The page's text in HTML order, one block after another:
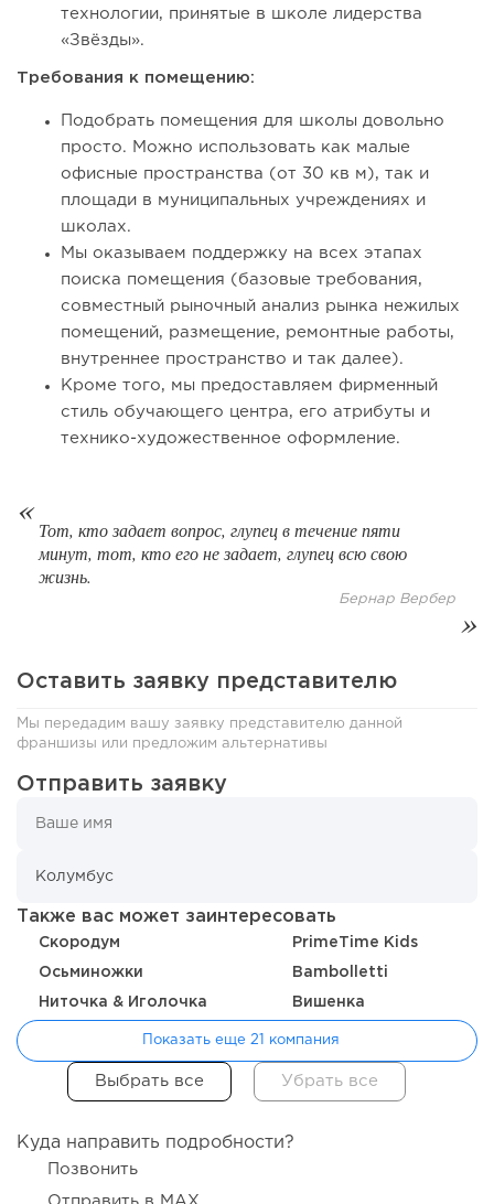
132
Франшиза кафе: рейтинг лучших франшиз общепита для
Coffee Way приступил к масштабированию собственной
миллиарды:...
Отзыв SSL-сертификатов у банков: как это влияет на
российский...
технологии, принятые в школе лидерства
«Звёзды».
Требования к помещению:
Подобрать помещения для школы довольно
просто. Можно использовать как малые
офисные пространства (от 30 кв м), так и
площади в муниципальных учреждениях и
школах.
Мы оказываем поддержку на всех этапах
поиска помещения (базовые требования,
совместный рыночный анализ рынка нежилых
помещений, размещение, ремонтные работы,
внутреннее пространство и так далее).
Кроме того, мы предоставляем фирменный
стиль обучающего центра, его атрибуты и
технико-художественное оформление.
Тот, кто задает вопрос, глупец в течение пяти
минут, тот, кто его не задает, глупец всю свою
жизнь.
Бернар Вербер
Оставить заявку представителю
Мы передадим вашу заявку представителю данной
франшизы или предложим альтернативы
Отправить заявку
Также вас может заинтересовать
Скородум PrimeTime Kids
Осьминожки Bambolletti
Ниточка & Иголочка Вишенка
Показать еще 21 компания
Куда направить подробности?
Позвонить